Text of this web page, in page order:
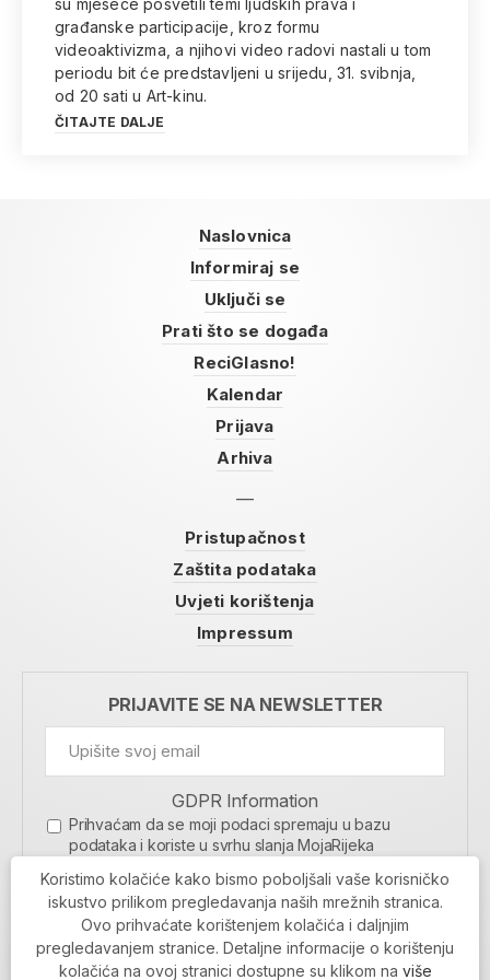
su mjesece posvetili temi ljudskih prava i
građanske participacije, kroz formu
videoaktivizma, a njihovi video radovi nastali u tom
periodu bit će predstavljeni u srijedu, 31. svibnja,
od 20 sati u Art-kinu.
ČITAJTE DALJE
Naslovnica
Informiraj se
Uključi se
Prati što se događa
ReciGlasno!
Kalendar
Prijava
Arhiva
Pristupačnost
Zaštita podataka
Uvjeti korištenja
Impressum
PRIJAVITE SE NA NEWSLETTER
GDPR Information
Prihvaćam da se moji podaci spremaju u bazu
podataka i koriste u svrhu slanja MojaRijeka
MOJARIJEKA NEWSLETTER
PRIJAVI SE
Koristimo kolačiće kako bismo poboljšali vaše korisničko
iskustvo prilikom pregledavanja naših mrežnih stranica.
Ovo prihvaćate korištenjem kolačića i daljnjim
pregledavanjem stranice. Detaljne informacije o korištenju
kolačića na ovoj stranici dostupne su klikom na više